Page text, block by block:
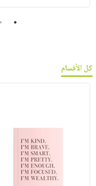
1
كل الأقسام